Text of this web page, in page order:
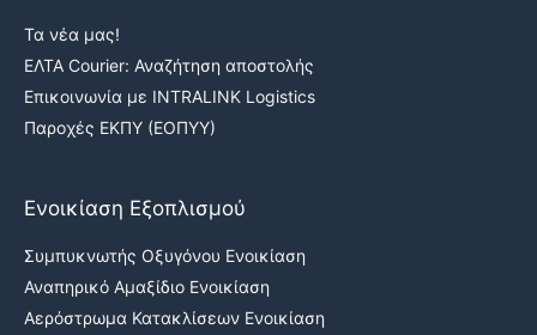
Τα νέα μας!
ΕΛΤΑ Courier: Αναζήτηση αποστολής
Επικοινωνία με INTRALINK Logistics
Παροχές ΕΚΠΥ (ΕΟΠΥΥ)
Ενοικίαση Εξοπλισμού
Συμπυκνωτής Οξυγόνου Ενοικίαση
Αναπηρικό Αμαξίδιο Ενοικίαση
Αερόστρωμα Κατακλίσεων Ενοικίαση